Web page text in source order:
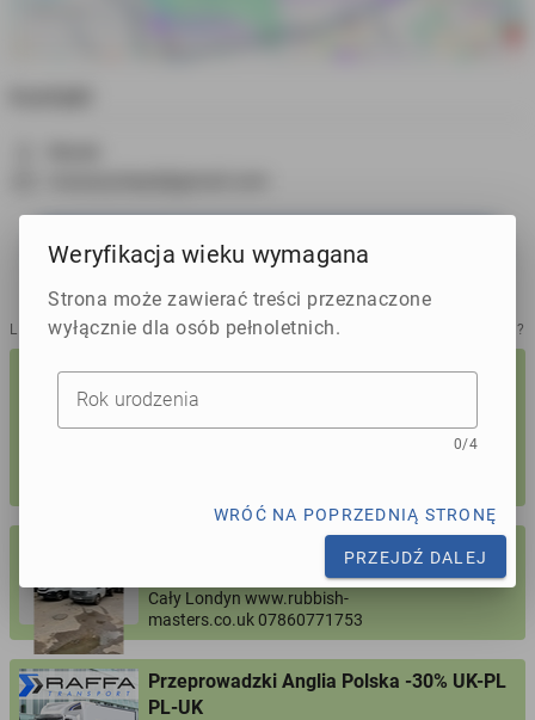
Weryfikacja wieku wymagana
Strona może zawierać treści przeznaczone
wyłącznie dla osób pełnoletnich.
Rok urodzenia
0/4
WRÓĆ NA POPRZEDNIĄ STRONĘ
PRZEJDŹ DALEJ
WYŚLIJ ZAPYTANIE
Odpowiedz na ofertę tego ogłoszenia
Wiadomość
0 / 1000
Imię i nazwisko
Twój email
LINKI SPONSOROWANE JAK DODAĆ?
Produkcja, sprzedaż, montaż. Polskie
okna i drzwi.
TERMINY. OKNA, DRZWI, BIFOLD, SLIDINGDOOR,
Wywóz Śmieci Wywrotki 3.5t oraz 12T
Cały Londyn www.rubbish-
masters.co.uk 07860771753
Przeprowadzki Anglia Polska -30% UK-PL
PL-UK